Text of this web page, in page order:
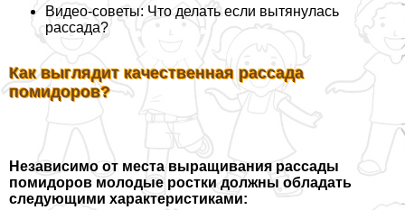
Видео-советы: Что делать если вытянулась
рассада?
Как выглядит качественная рассада
помидоров?
Независимо от места выращивания рассады
помидоров молодые ростки должны обладать
следующими хаpaктеристиками: